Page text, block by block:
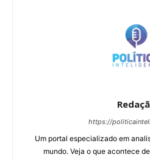
https://
Um portal especializado em
mundo. Veja o que acontece